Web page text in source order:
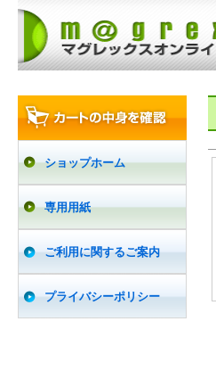
ショップホーム
専用用紙
ご利用に関するご案内
プライバシーポリシー